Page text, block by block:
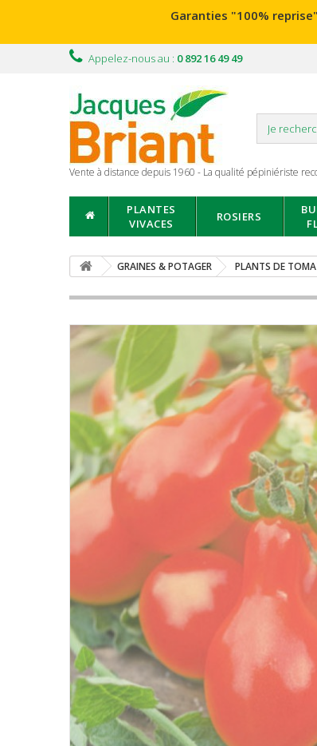
Garanties "100%
Appelez-nous au : 0 892 16 49 49
Vente à distance depuis 1960 - La qualité pépiniériste
PLANTES
VIVACES
ROSIERS
GRAINES & POTAGER PLANTS DE